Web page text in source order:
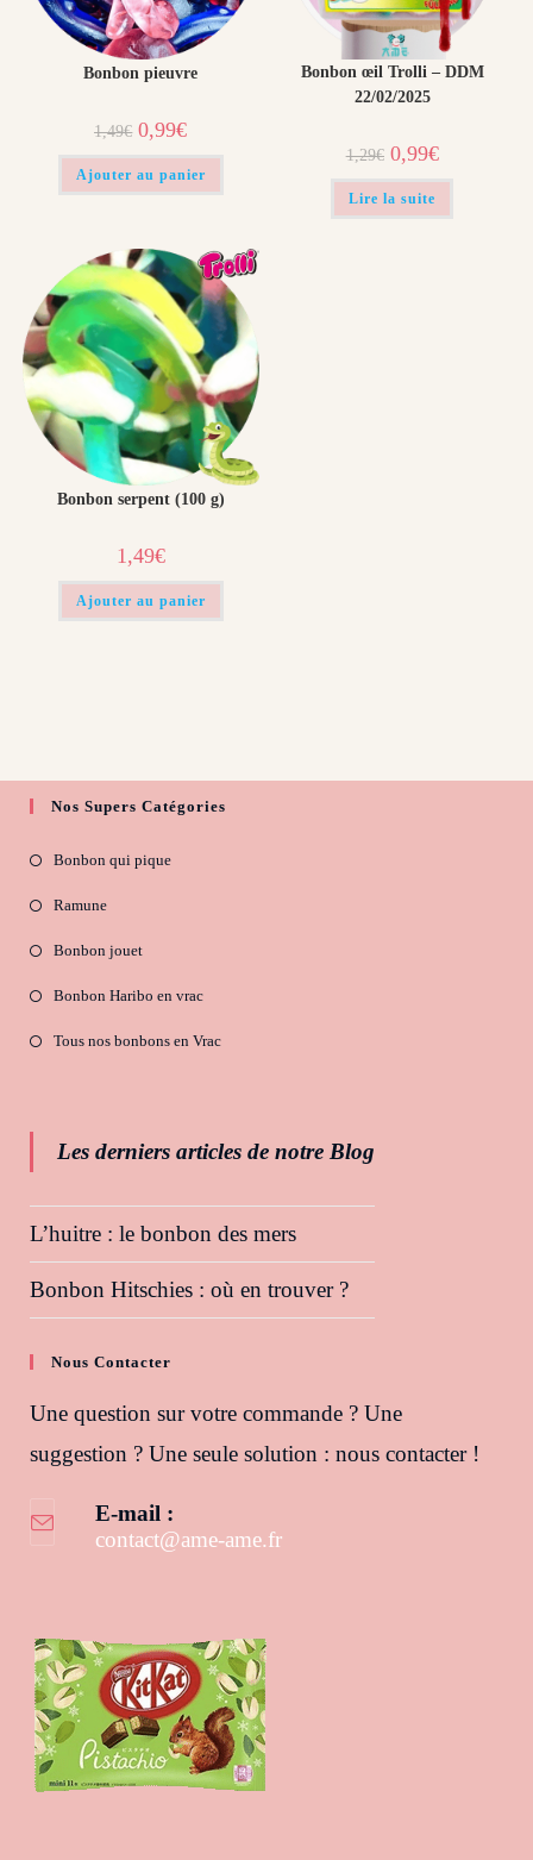
Bonbon pieuvre
1,49€ Le
prix
initial
était :
1,49€.
0,99€Le
prix
actuel
est :
0,99€.
Ajouter au panier
Bonbon œil Trolli – DDM
22/02/2025
1,29€ Le
prix
initial
était :
1,29€.
0,99€Le
prix
actuel
0,99€.
Lire la suite
Bonbon serpent (100 g)
1,49€
Ajouter au panier
Nos Supers Catégories
Bonbon qui pique
Ramune
Bonbon jouet
Bonbon Haribo en vrac
Tous nos bonbons en Vrac
Les derniers articles de notre Blog
L’huitre : le bonbon des mers
Bonbon Hitschies : où en trouver ?
Nous Contacter
Une question sur votre commande ? Une
suggestion ? Une seule solution : nous contacter !
E-mail :
contact@ame-ame.frS’ouvre dans votre application